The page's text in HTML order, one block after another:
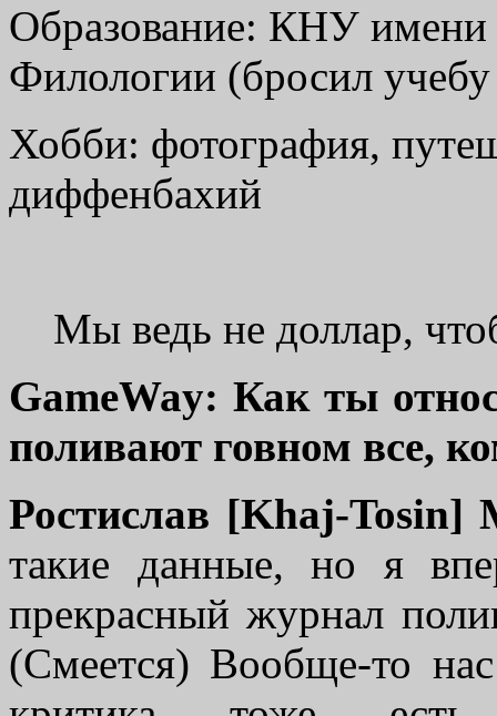
Образование: КНУ имени
Филологии (бросил
Хобби: фотография,
диффенбахий
Мы ведь не доллар,
GameWay: Как ты
поливают говном все,
Ростислав [Khaj-Tosin]
такие данные, но я
прекрасный журнал
(Смеется) Вообще-то